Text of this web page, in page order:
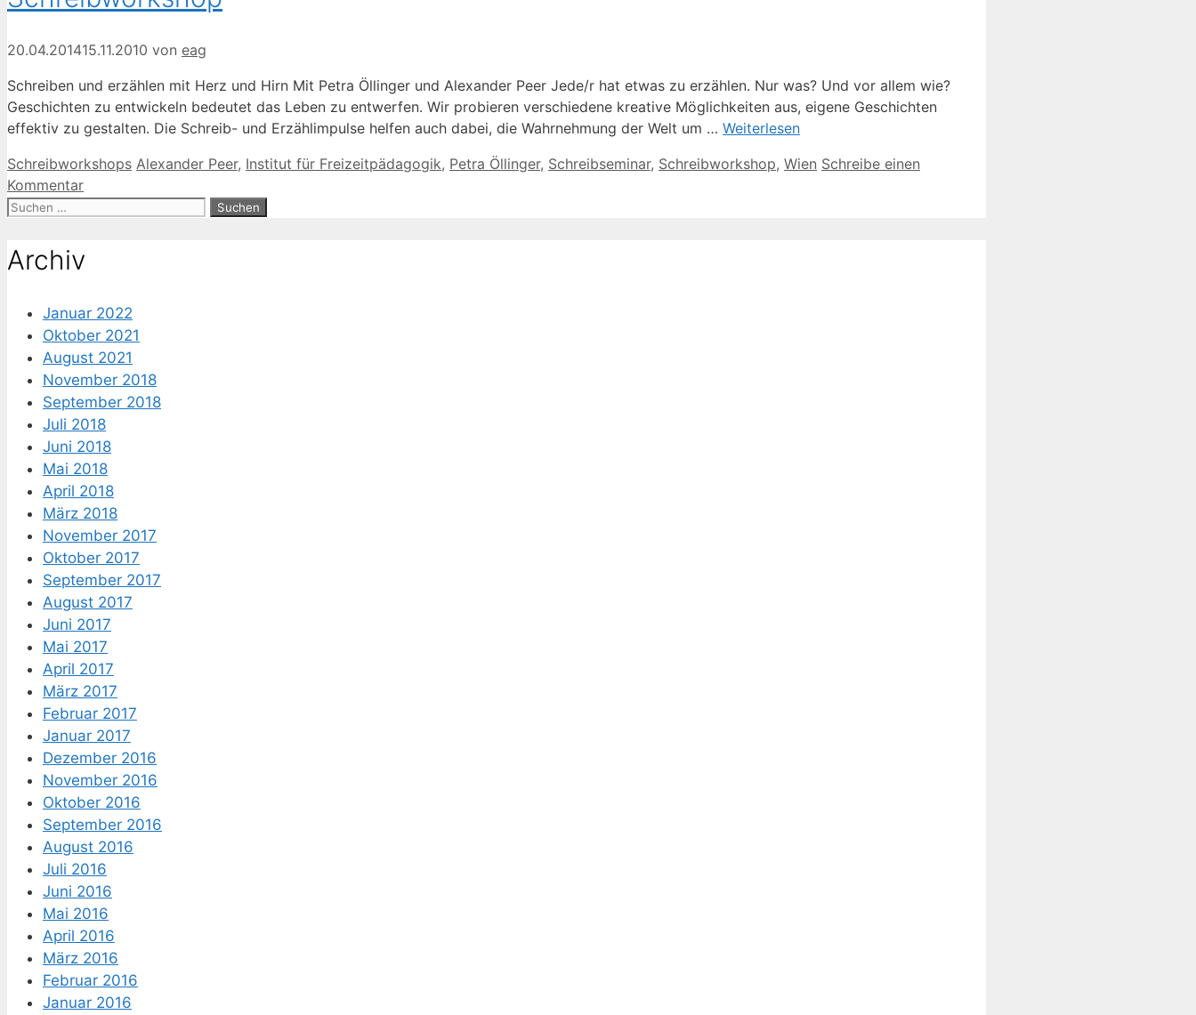
20.04.201415.11.2010 von eag
Schreiben und erzählen mit Herz und Hirn Mit Petra Öllinger und Alexander Peer Jede/r hat etwas zu erzählen. Nur was? Und vor allem wie?
Geschichten zu entwickeln bedeutet das Leben zu entwerfen. Wir probieren verschiedene kreative Möglichkeiten aus, eigene Geschichten
effektiv zu gestalten. Die Schreib- und Erzählimpulse helfen auch dabei, die Wahrnehmung der Welt um … Weiterlesen
Kategorien
Schreibworkshops Schlagwörter
Alexander Peer, Institut für Freizeitpädagogik, Petra Öllinger, Schreibseminar, Schreibworkshop, Wien Schreibe einen
Kommentar
Suche
Archiv
Januar 2022
Oktober 2021
August 2021
November 2018
September 2018
Juli 2018
Juni 2018
Mai 2018
April 2018
März 2018
November 2017
Oktober 2017
September 2017
August 2017
Juni 2017
Mai 2017
April 2017
März 2017
Februar 2017
Januar 2017
Dezember 2016
November 2016
Oktober 2016
September 2016
August 2016
Juli 2016
Juni 2016
Mai 2016
April 2016
März 2016
Februar 2016
Januar 2016